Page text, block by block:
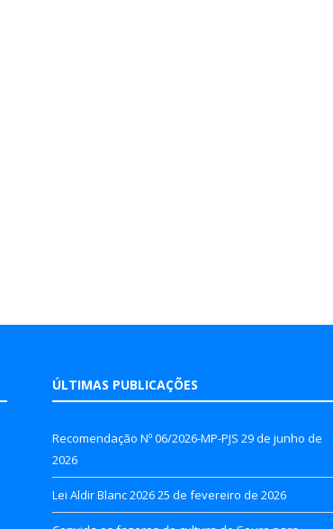
ÚLTIMAS PUBLICAÇÕES
Recomendação Nº 06/2026-MP-PJS 29 de junho de
2026
Lei Aldir Blanc 202625 de fevereiro de 2026